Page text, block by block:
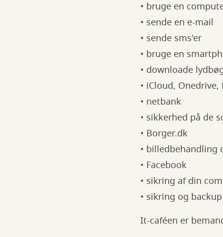
• bruge en
• sende en e-mail
• sende sms'er
• bruge en
• downloade
• iCloud,
• netbank
• sikkerhed på de
• Borger.dk
• billedbehandling
• Facebook
• sikring af din
• sikring og
It-caféen er